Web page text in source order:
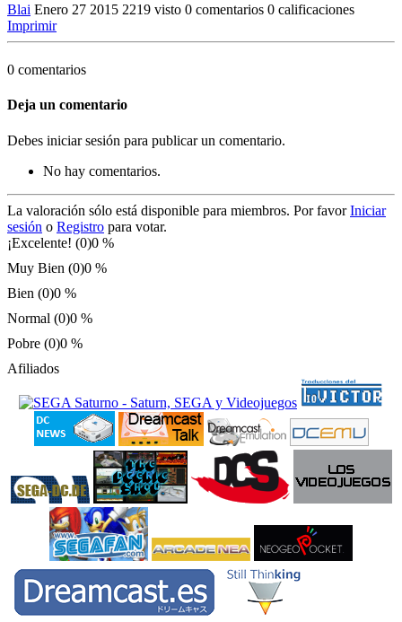
Blai Enero 27 2015 2219 visto 0 comentarios 0 calificaciones
Imprimir
0 comentarios
Deja un comentario
Debes iniciar sesión para publicar un comentario.
No hay comentarios.
La valoración sólo está disponible para miembros. Por favorIniciar
sesión o Registro para votar.
¡Excelente! (0)0 %
Muy Bien (0)0 %
Bien (0)0 %
Normal (0)0 %
Pobre (0)0 %
Afiliados